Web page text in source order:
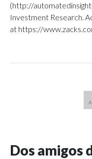
(http://
Investment Research.
at https://
Dos amigos